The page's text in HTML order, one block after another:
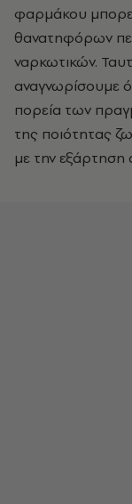
φαρμάκου
θανατηφόρων
ναρκωτικών.
αναγνωρίσουμε
πορεία των
της ποιότητας
με την εξάρτηση